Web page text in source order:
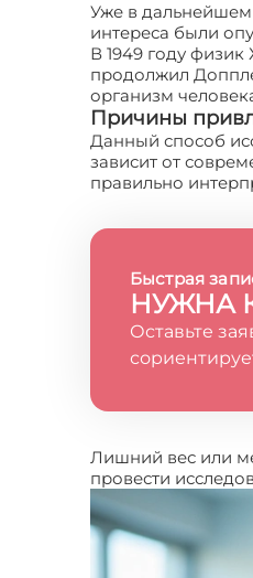
Уже в дальнейшем
интереса были
В 1949 году
продолжил
организм
Причины
Данный способ
зависит от
правильно
Быстрая
НУЖНА
Оставьте
Лишний вес или
провести